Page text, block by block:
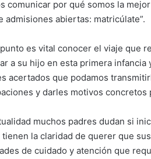
comunicar por qué somos la
admisiones abiertas: matricúlate”.
es vital conocer el viaje que
a su hijo en esta primera
acertados que podamos
y darles motivos
muchos padres dudan si
tienen la claridad de querer que
de cuidado y atención que